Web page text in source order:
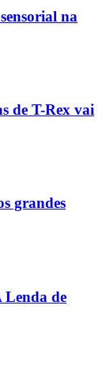
na
de T-Rex vai
grandes
Lenda de